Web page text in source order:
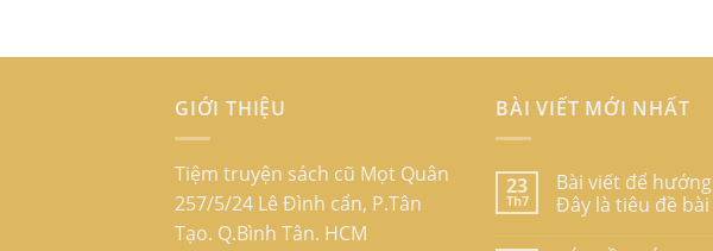
GIỚI THIỆU
Tiệm truyện sách cũ Mọt Quân
257/5/24 Lê Đình cẩn, P.Tân
Tạo. Q.Bình Tân. HCM
BÀI VIẾT MỚI NHẤT
23
Th7
Bài viết để
Đây là tiêu đề bài